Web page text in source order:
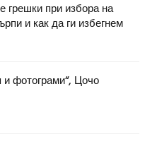
грешки при избора на
и как да ги избегнем
и фотограми“, Цочо